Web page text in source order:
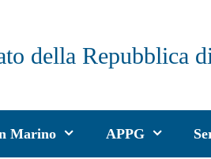
della Repubblica
Marino APPG